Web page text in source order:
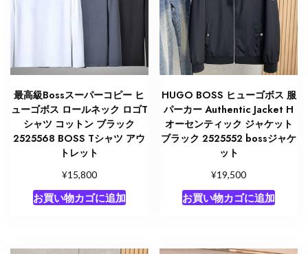
最高級Bossスーパーコピー ヒ
ューゴボス ロールネック ロゴT
シャツ コットン ブラック
2525568 BOSS Tシャツ アウ
トレット
¥15,800
お買い物カゴに追加
HUGO BOSS ヒューゴボス 服
パーカー Authentic Jacket H
オーセンティック ジャケット
ブラック 2525552 bossジャケ
ット
¥19,500
お買い物カゴに追加